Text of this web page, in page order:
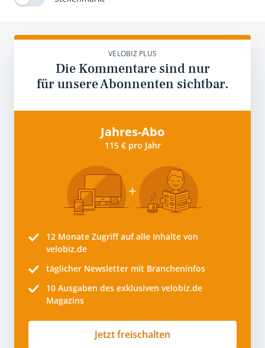
VELOBIZ PLUS
Die Kommentare sind nur
für unsere Abonnenten sichtbar.
Jahres-Abo
115 € pro Jahr
12 Monate Zugriff auf alle Inhalte von
velobiz.de
täglicher Newsletter mit Brancheninfos
10 Ausgaben des exklusiven velobiz.de
Magazins
Jetzt freischalten